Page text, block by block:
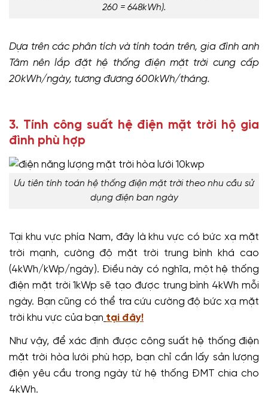
260 = 648kWh).
Dựa trên các phân tích và tính toán trên, gia đình anh
Tâm nên lắp đặt hệ thống điện mặt trời cung cấp
20kWh/ngày, tương đương 600kWh/tháng.
3. Tính công suất hệ điện mặt trời hộ gia
đình phù hợp
Ưu tiên tính toán hệ thống điện mặt trời theo nhu cầu sử
dụng điện ban ngày
Tại khu vực phía Nam, đây là khu vực có bức xạ mặt
trời mạnh, cường độ mặt trời trung bình khá cao
(4kWh/kWp/ngày). Điều này có nghĩa, một hệ thống
điện mặt trời 1kWp sẽ tạo được trung bình 4kWh mỗi
ngày. Bạn cũng có thể tra cứu cường độ bức xạ mặt
trời khu vực của bạn tại đây!
Như vậy, để xác định được công suất hệ thống điện
mặt trời hòa lưới phù hợp, bạn chỉ cần lấy sản lượng
điện yêu cầu trong ngày từ hệ thống ĐMT chia cho
4kWh.